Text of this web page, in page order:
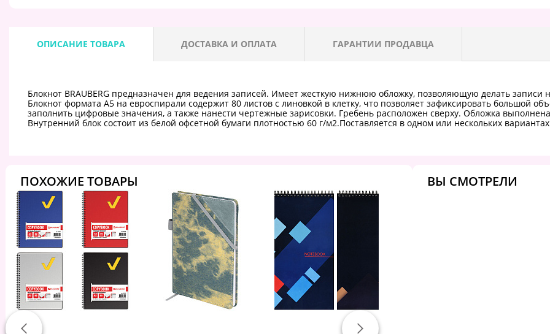
ОПИСАНИЕ ТОВАРА ДОСТАВКА И ОПЛАТА ГАРАНТИИ ПРОДАВЦА
Блокнот BRAUBERG предназначен для ведения записей. Имеет жесткую нижнюю обложку, позволяющую делать записи
Блокнот формата А5 на евроспирали содержит 80 листов с линовкой в клетку, что позволяет зафиксировать большой
заполнить цифровые значения, а также нанести чертежные зарисовки. Гребень расположен сверху. Обложка
Внутренний блок состоит из белой офсетной бумаги плотностью 60 г/м2.Поставляется в одном или нескольких
ПОХОЖИЕ ТОВАРЫ ВЫ СМОТРЕЛИ